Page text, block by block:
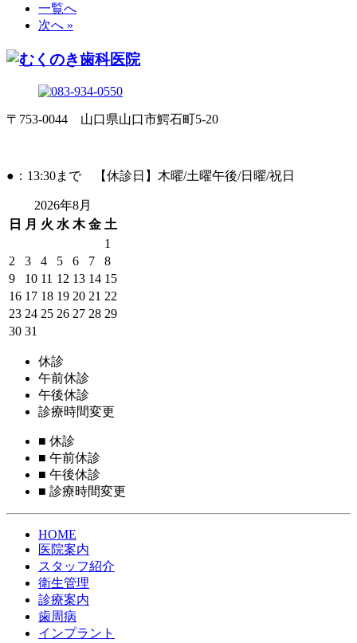
一覧へ
次へ »
〒753-0044 山口県山口市鰐石町5-20
●：13:30まで 【休診日】木曜/土曜午後/日曜/祝日
2026年8月
日
月 火 水 木 金 土
1
2
3 4 5 6 7
8
9
10 11 12 13 14 15
16 17 18 19 20 21 22
23 24 25 26 27 28 29
30 31
休診
午前休診
午後休診
診療時間変更
■ 休診
■ 午前休診
■ 午後休診
■ 診療時間変更
HOME
医院案内
スタッフ紹介
衛生管理
診療案内
歯周病
インプラント